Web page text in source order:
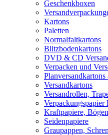
Geschenkboxen
Kartons
Paletten
Normalfaltkartons
Blitzbodenkartons
DVD & CD
Verpacken und
Versandkartons
Versandrollen,
Kraftpapiere,
Seidenpapiere
Graupappen,